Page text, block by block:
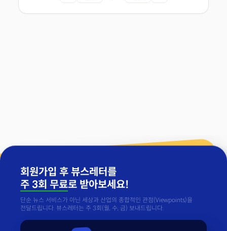
회원가입 후 뷰스레터를
주 3회 무료로 받아보세요!
단순 뉴스 서비스가 아닌 세상과 산업의 종합적인 관점(Viewpoints)을
전달드립니다. 뷰스레터는 주 3회(월, 수, 금) 보내드립니다.